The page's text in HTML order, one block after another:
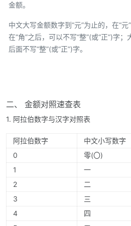
金额。
中文大写金额数字到“元”为止的，在“元
在“角”之后，可以不写“整”(或“正”)字；
后面不写“整”(或“正”)字。
二、 金额对照速查表
1. 阿拉伯数字与汉字对照表
阿拉伯数字 中文小写数字
0
零(〇)
1
一
2
二
3
三
4
四